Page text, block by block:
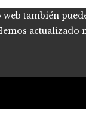
también
actualizado